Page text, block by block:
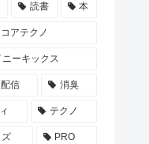
読書 本
アテクノ
ニーキックス
配信 消臭
テクノ
ズ PRO